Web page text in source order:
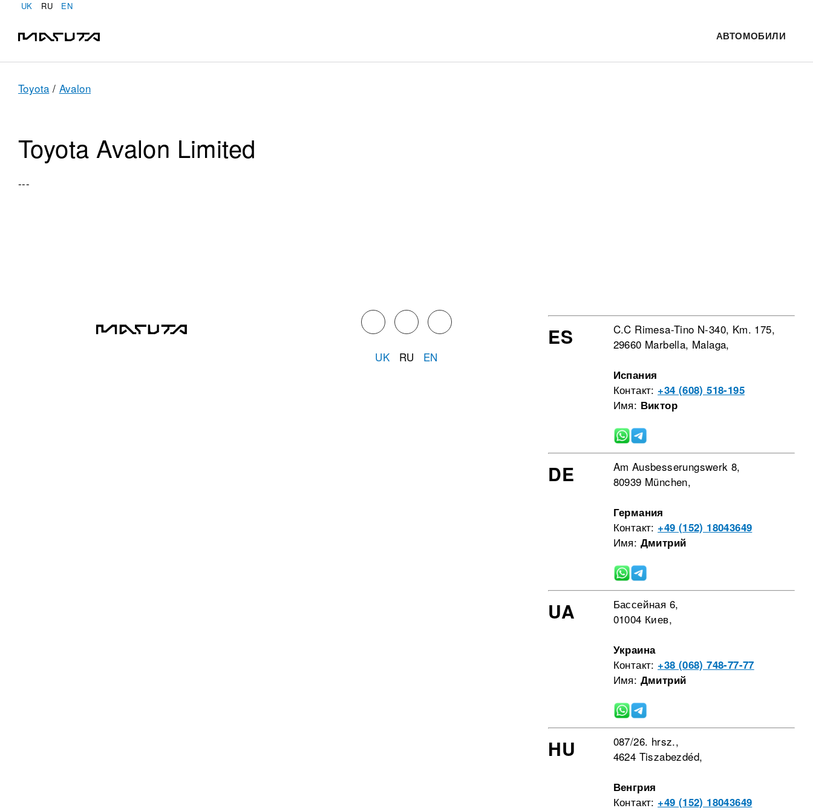
UK RU EN
АВТОМОБИЛИ
Toyota / Avalon
Toyota Avalon Limited
---
UK RU EN
ES
C.C Rimesa-Tino N-340, Km. 175,
29660 Marbella, Malaga,
Испания
Контакт: +34 (608) 518-195
Имя: Виктор
DE
Am Ausbesserungswerk 8,
80939 München,
Германия
Контакт: +49 (152) 18043649
Имя: Дмитрий
UA
Бассейная 6,
01004 Киев,
Украина
Контакт: +38 (068) 748-77-77
Имя: Дмитрий
HU
087/26. hrsz.,
4624 Tiszabezdéd,
Венгрия
Контакт: +49 (152) 18043649